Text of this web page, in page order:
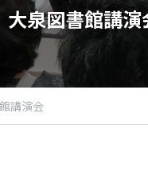
泉図書館講演
講演会​